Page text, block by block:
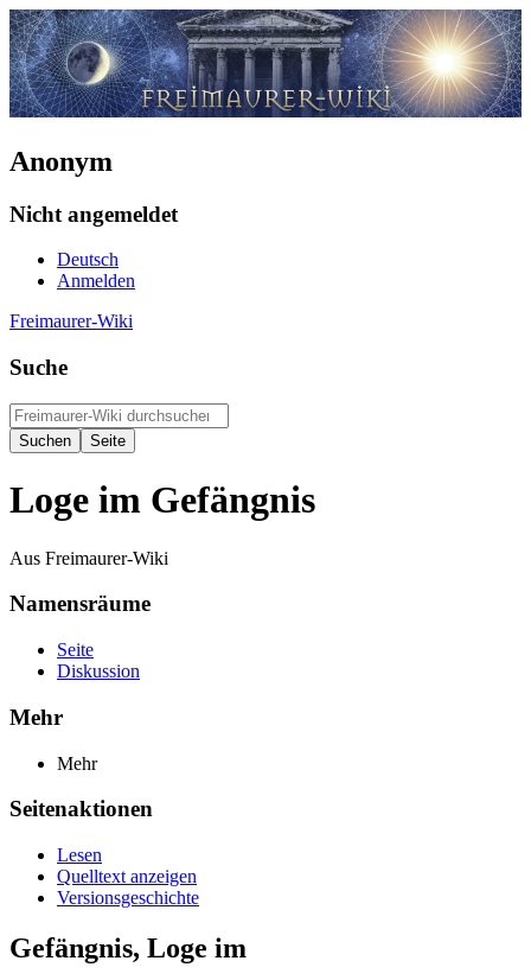
Anonym
Nicht angemeldet
Deutsch
Anmelden
Freimaurer-Wiki
Suche
Loge im Gefängnis
Aus Freimaurer-Wiki
Namensräume
Seite
Diskussion
Mehr
Mehr
Seitenaktionen
Lesen
Quelltext anzeigen
Versionsgeschichte
Gefängnis, Loge im